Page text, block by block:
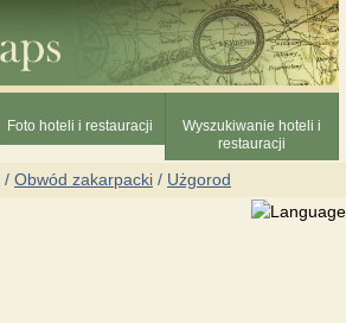
Foto hoteli i restauracji
Wyszukiwanie hoteli i
restauracji
/ Obwód zakarpacki / Użgorod